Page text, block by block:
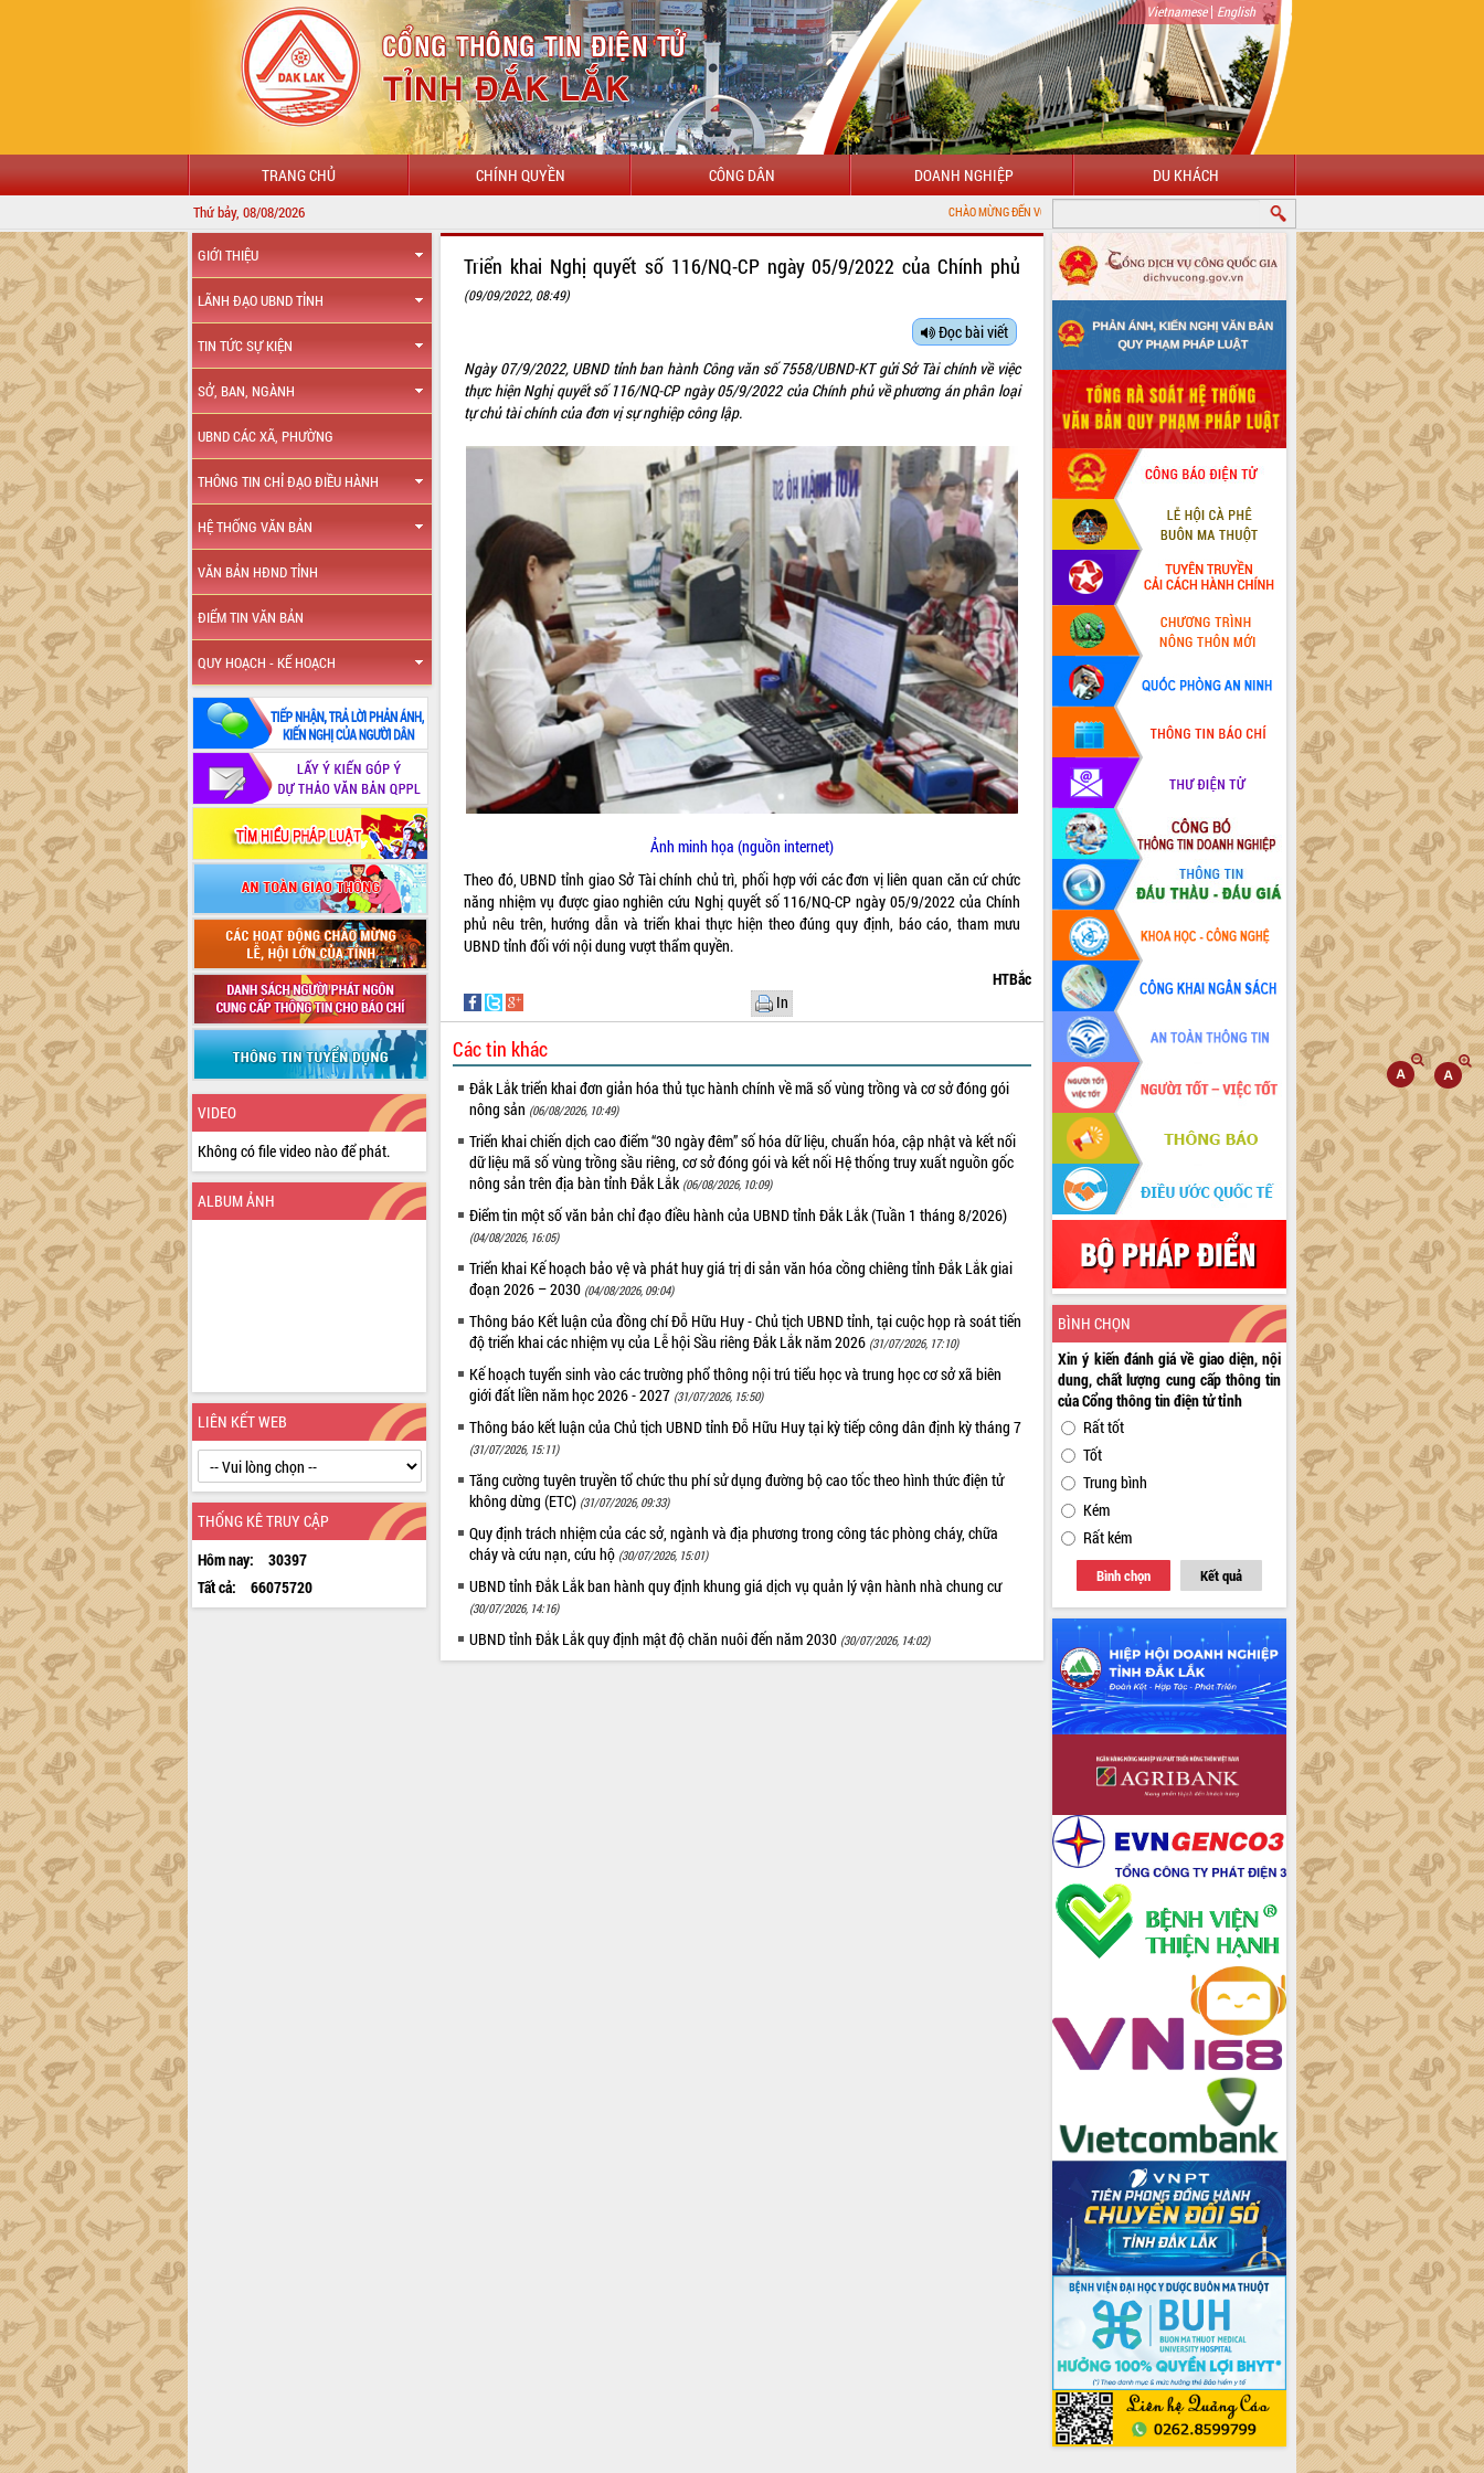
Vietnamese| English
TRANG CHỦ CHÍNH QUYỀN CÔNG DÂN DOANH NGHIỆP DU KHÁCH
Thứ bảy, 08/08/2026 CHÀO MỪNG ĐẾN VỚI CỔNG THÔNG TIN ĐIỆN TỬ TỈNH ĐẮK LẮK
GIỚI THIỆU
LÃNH ĐẠO UBND TỈNH
TIN TỨC SỰ KIỆN
SỞ, BAN, NGÀNH
UBND CÁC XÃ, PHƯỜNG
THÔNG TIN CHỈ ĐẠO ĐIỀU HÀNH
HỆ THỐNG VĂN BẢN
VĂN BẢN HĐND TỈNH
ĐIỂM TIN VĂN BẢN
QUY HOẠCH - KẾ HOẠCH
VIDEO
Không có file video nào để phát.
ALBUM ẢNH
LIÊN KẾT WEB
THỐNG KÊ TRUY CẬP
Hôm nay:
30397
Tất cả:
66075720
Triển khai Nghị quyết số 116/NQ-CP ngày 05/9/2022 của Chính phủ
(09/09/2022, 08:49)
Đọc bài viết
Ngày 07/9/2022, UBND tỉnh ban hành Công văn số 7558/UBND-KT gửi Sở Tài chính về việc
thực hiện Nghị quyết số 116/NQ-CP ngày 05/9/2022 của Chính phủ về phương án phân loại
tự chủ tài chính của đơn vị sự nghiệp công lập.
Ảnh minh họa (nguồn internet)
Theo đó, UBND tỉnh giao Sở Tài chính chủ trì, phối hợp với các đơn vị liên quan căn cứ chức
năng nhiệm vụ được giao nghiên cứu Nghị quyết số 116/NQ-CP ngày 05/9/2022 của Chính
phủ nêu trên, hướng dẫn và triển khai thực hiện theo đúng quy định, báo cáo, tham mưu
UBND tỉnh đối với nội dung vượt thẩm quyền.
HTBắc
In
Các tin khác
Đắk Lắk triển khai đơn giản hóa thủ tục hành chính về mã số vùng trồng và cơ sở đóng gói
nông sản (06/08/2026, 10:49)
Triển khai chiến dịch cao điểm “30 ngày đêm” số hóa dữ liệu, chuẩn hóa, cập nhật và kết nối
dữ liệu mã số vùng trồng sầu riêng, cơ sở đóng gói và kết nối Hệ thống truy xuất nguồn gốc
nông sản trên địa bàn tỉnh Đắk Lắk (06/08/2026, 10:09)
Điểm tin một số văn bản chỉ đạo điều hành của UBND tỉnh Đắk Lắk (Tuần 1 tháng 8/2026)
(04/08/2026, 16:05)
Triển khai Kế hoạch bảo vệ và phát huy giá trị di sản văn hóa cồng chiêng tỉnh Đắk Lắk giai
đoạn 2026 – 2030 (04/08/2026, 09:04)
Thông báo Kết luận của đồng chí Đỗ Hữu Huy - Chủ tịch UBND tỉnh, tại cuộc họp rà soát tiến
độ triển khai các nhiệm vụ của Lễ hội Sầu riêng Đắk Lắk năm 2026 (31/07/2026, 17:10)
Kế hoạch tuyển sinh vào các trường phổ thông nội trú tiểu học và trung học cơ sở xã biên
giới đất liền năm học 2026 - 2027 (31/07/2026, 15:50)
Thông báo kết luận của Chủ tịch UBND tỉnh Đỗ Hữu Huy tại kỳ tiếp công dân định kỳ tháng 7
(31/07/2026, 15:11)
Tăng cường tuyên truyền tổ chức thu phí sử dụng đường bộ cao tốc theo hình thức điện tử
không dừng (ETC) (31/07/2026, 09:33)
Quy định trách nhiệm của các sở, ngành và địa phương trong công tác phòng cháy, chữa
cháy và cứu nạn, cứu hộ (30/07/2026, 15:01)
UBND tỉnh Đắk Lắk ban hành quy định khung giá dịch vụ quản lý vận hành nhà chung cư
(30/07/2026, 14:16)
UBND tỉnh Đắk Lắk quy định mật độ chăn nuôi đến năm 2030 (30/07/2026, 14:02)
BÌNH CHỌN
Xin ý kiến đánh giá về giao diện, nội
dung, chất lượng cung cấp thông tin
của Cổng thông tin điện tử tỉnh
Rất tốt
Tốt
Trung bình
Kém
Rất kém
Bình chọn Kết quả